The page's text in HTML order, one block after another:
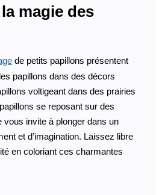
magie des
de petits papillons présentent
papillons dans des décors
voltigeant dans des prairies
se reposant sur des
vous invite à plonger dans un
et d’imagination. Laissez libre
en coloriant ces charmantes